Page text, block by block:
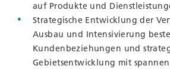
auf Produkte und
Strategische Entwicklung der
Ausbau und Intensivierung
Kundenbeziehungen und
Gebietsentwicklung mit